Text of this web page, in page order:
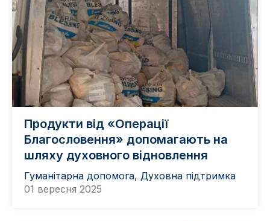
Продукти від «Операції
Благословення» допомагають на
шляху духовного відновлення
Гуманітарна допомога, Духовна підтримка
01 вересня 2025